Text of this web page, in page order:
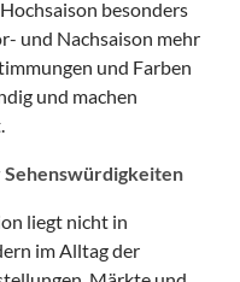
besonders
und Nachsaison mehr
und Farben
und machen
liegt nicht in
im Alltag der